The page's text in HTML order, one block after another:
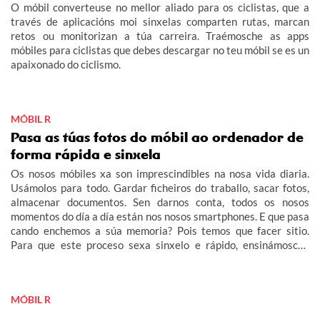
O móbil converteuse no mellor aliado para os ciclistas, que a
través de aplicacións moi sinxelas comparten rutas, marcan
retos ou monitorizan a túa carreira. Traémosche as apps
móbiles para ciclistas que debes descargar no teu móbil se es un
apaixonado do ciclismo.
MÓBIL R
Pasa as túas fotos do móbil ao ordenador de
forma rápida e sinxela
Os nosos móbiles xa son imprescindibles na nosa vida diaria.
Usámolos para todo. Gardar ficheiros do traballo, sacar fotos,
almacenar documentos. Sen darnos conta, todos os nosos
momentos do día a día están nos nosos smartphones. E que pasa
cando enchemos a súa memoria? Pois temos que facer sitio.
Para que este proceso sexa sinxelo e rápido, ensinámosche
MÓBIL R